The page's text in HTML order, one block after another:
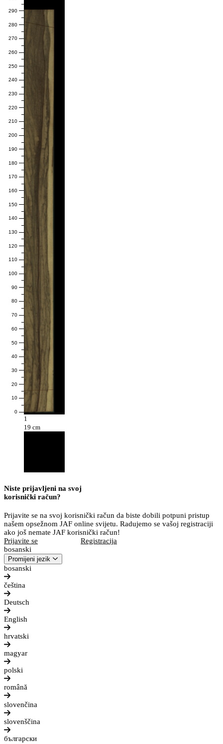
0
10
20
30
40
50
60
70
80
90
100
110
120
130
140
150
160
170
180
190
200
210
220
230
240
250
260
270
280
290
1
19 cm
Niste prijavljeni na svoj
korisnički račun?
Prijavite se na svoj korisnički račun da biste dobili potpuni pristup
našem opsežnom JAF online svijetu. Radujemo se vašoj registraciji
ako još nemate JAF korisnički račun!
Prijavite se
Registracija
bosanski
Promijeni jezik
bosanski
čeština
Deutsch
English
hrvatski
magyar
polski
română
slovenčina
slovenščina
български